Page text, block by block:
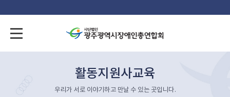
활동지원사교육
우리가 서로 이야기하고 만날 수 있는 곳입니다.